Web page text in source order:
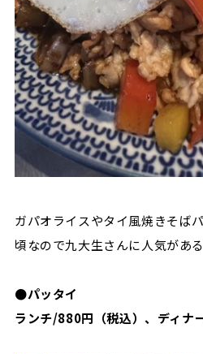
ガパオライスやタイ風焼きそば
頃なので九大生さんに人気がある
●パッタイ
ランチ/880円（税込）、ディナ